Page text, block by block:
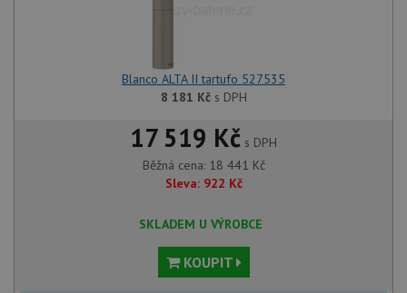
Blanco ALTA II tartufo 527535
8 181 Kčs DPH
17 519 Kč s DPH
Běžná cena: 18 441 Kč
Sleva: 922 Kč
SKLADEM U VÝROBCE
KOUPIT